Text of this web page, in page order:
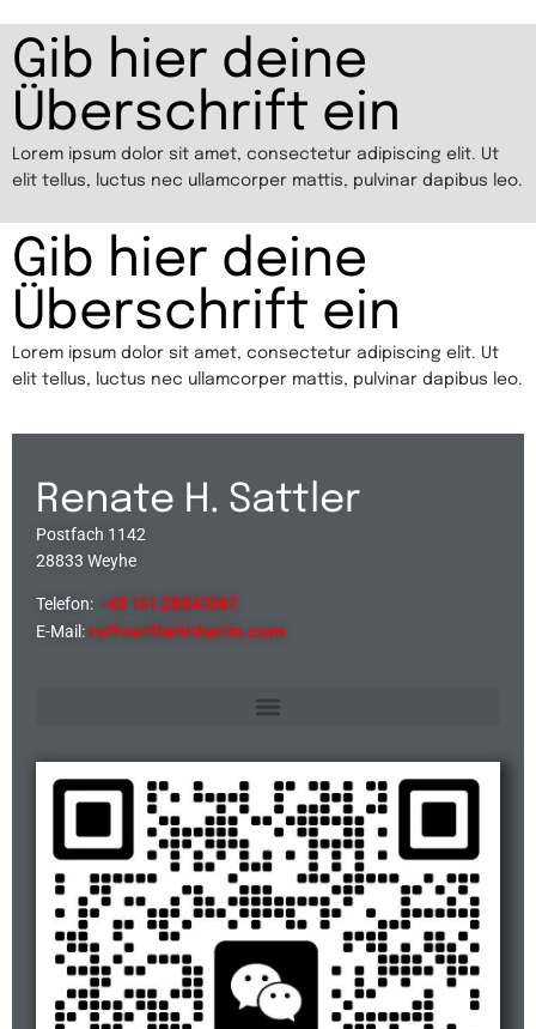
Gib hier deine
Überschrift ein
Lorem ipsum dolor sit amet, consectetur adipiscing elit. Ut
elit tellus, luctus nec ullamcorper mattis, pulvinar dapibus leo.
Gib hier deine
Überschrift ein
Lorem ipsum dolor sit amet, consectetur adipiscing elit. Ut
elit tellus, luctus nec ullamcorper mattis, pulvinar dapibus leo.
Renate H. Sattler
Postfach 1142
28833 Weyhe
Telefon: +49 151 28841087
E-Mail: rs@sattlerinterim.com